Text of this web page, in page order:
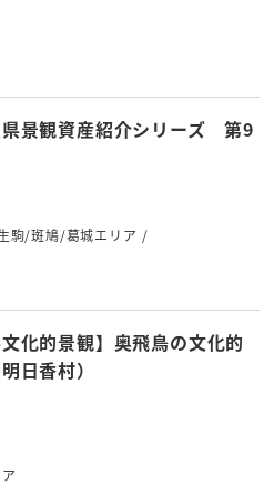
景観資産紹介シリーズ 第9
駒/斑鳩/葛城エリア
文化的景観】奥飛鳥の文化的
日香村）